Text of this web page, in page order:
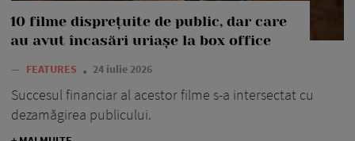
10 filme disprețuite de public, dar care
au avut încasări uriașe la box office
— FEATURES 24 iulie 2026
Succesul financiar al acestor filme s-a intersectat cu
dezamăgirea publicului.